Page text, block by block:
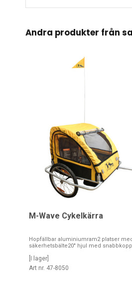
Andra produkter från
M-Wave Cykelkärra
Hopfällbar aluminiumram2 platser
säkerhetsbälte20" hjul med
[I lager]
Art nr. 47-8050